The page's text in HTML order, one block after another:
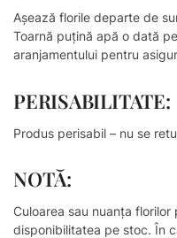
Așează florile departe de
Toarnă puțină apă o dată
aranjamentului pentru
PERISABILITATE:
Produs perisabil – nu se
NOTĂ:
Culoarea sau nuanţa
disponibilitatea pe stoc. În